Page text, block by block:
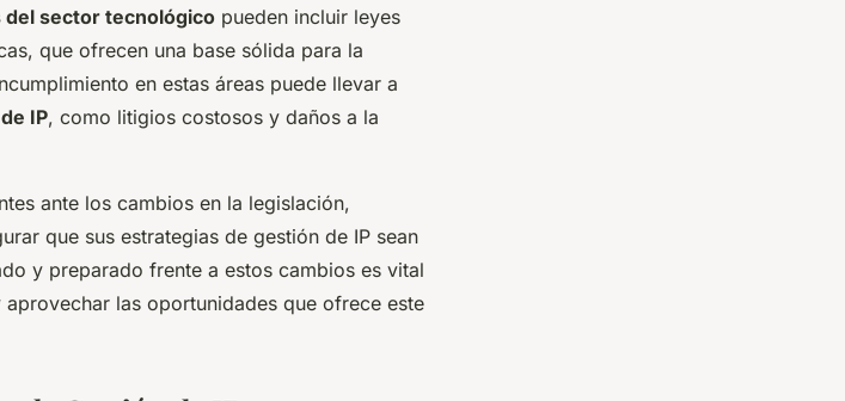
sector tecnológico pueden incluir leyes
que ofrecen una base sólida para la
en estas áreas puede llevar a
IP, como litigios costosos y daños a la
ante los cambios en la legislación,
que sus estrategias de gestión de IP sean
y preparado frente a estos cambios es vital
las oportunidades que ofrece este